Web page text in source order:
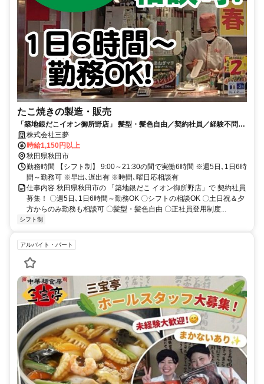
たこ焼きの製造・販売
「築地銀だこイオン御所野店」 髪型・髪色自由／契約社員／経験不問／
正社員登用制度あり
株式会社三夢
時給1,150円以上
秋田県秋田市
勤務時間 【シフト制】 9:00～21:30の間で実働6時間 ※週5日､1日6時
間～勤務可 ※早出､遅出有 ※時間､曜日応相談有
仕事内容 秋田県秋田市の 「築地銀だこ イオン御所野店」で 契約社員
募集！ 〇週5日､1日6時間～勤務OK 〇シフトの相談OK 〇土日祝＆夕
方からのみ勤務も相談可 〇髪型・髪色自由 〇正社員登用制度...
シフト制
アルバイト・パート